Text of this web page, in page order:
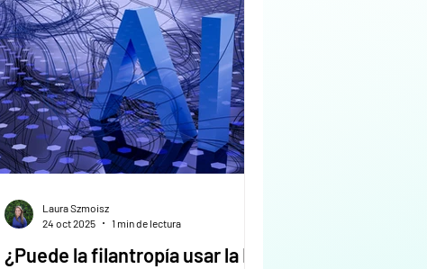
específicos.
¿Puede la filantropía usar la IA
Laura Szmoisz
24 oct 2025
1 min de lectura